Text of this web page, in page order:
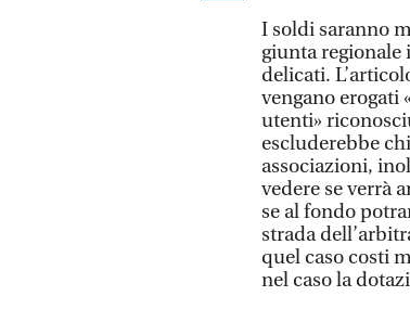
I soldi saranno
giunta regionale
delicati.
vengano erogati
utenti»
escluderebbe
associazioni,
vedere se verrà
se al fondo
strada
quel caso costi
nel caso la